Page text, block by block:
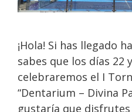
¡Hola! Si has llegado
sabes que los días 22
celebraremos el I
“Dentarium – Divina
gustaría que